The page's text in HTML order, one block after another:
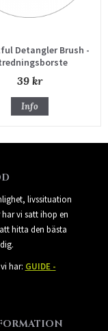
Detangler Brush -
39 kr
Info
livssituation
vi satt ihop en
hitta den bästa
har: GUIDE -